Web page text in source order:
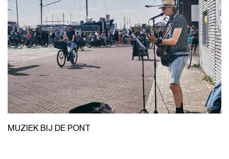
MUZIEK BIJ DE PONT